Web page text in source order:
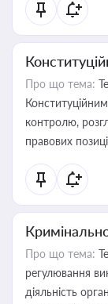
Про що тема:
контролю,
правових
Про що тема:
регулювання
діяльність